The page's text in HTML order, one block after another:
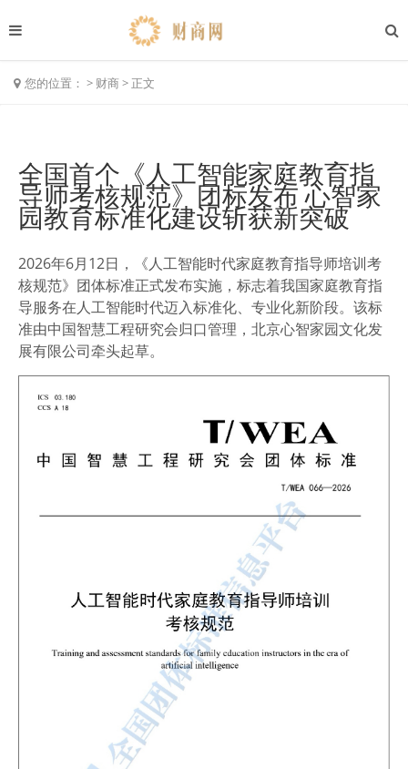
您的位置： > 财商> 正文
全国首个《人工智能家庭教育指
导师考核规范》团标发布 心智家
园教育标准化建设斩获新突破
2026年6月12日，《人工智能时代家庭教育指导师培训考
核规范》团体标准正式发布实施，标志着我国家庭教育指
导服务在人工智能时代迈入标准化、专业化新阶段。该标
准由中国智慧工程研究会归口管理，北京心智家园文化发
展有限公司牵头起草。